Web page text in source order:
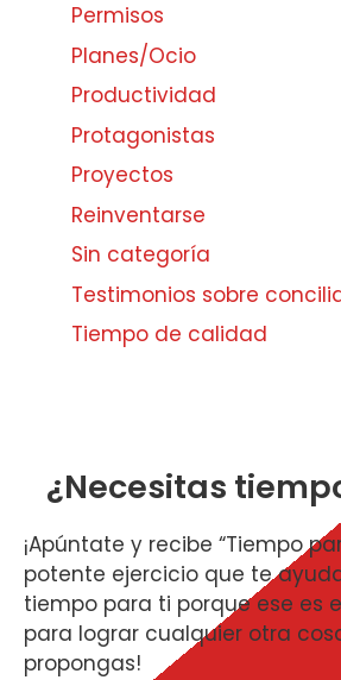
Permisos
Planes/Ocio
Productividad
Protagonistas
Proyectos
Reinventarse
Sin categoría
Testimonios sobre
Tiempo de calidad
¿Necesitas
¡Apúntate y recibe “Tiempo
potente ejercicio que te
tiempo para ti porque ese es
para lograr cualquier otra
propongas!